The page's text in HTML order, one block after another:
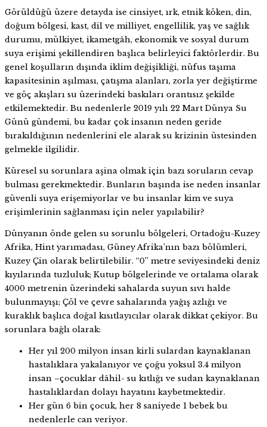
Görüldüğü üzere detayda ise cinsiyet, ırk, etnik köken, din,
doğum bölgesi, kast, dil ve milliyet, engellilik, yaş ve sağlık
durumu, mülkiyet, ikametgâh, ekonomik ve sosyal durum
suya erişimi şekillendiren başlıca belirleyici faktörlerdir. Bu
genel koşulların dışında iklim değişikliği, nüfus taşıma
kapasitesinin aşılması, çatışma alanları, zorla yer değiştirme
ve göç akışları su üzerindeki baskıları orantısız şekilde
etkilemektedir. Bu nedenlerle 2019 yılı 22 Mart Dünya Su
Günü gündemi, bu kadar çok insanın neden geride
bırakıldığının nedenlerini ele alarak su krizinin üstesinden
gelmekle ilgilidir.
Küresel su sorunlara aşina olmak için bazı soruların cevap
bulması gerekmektedir. Bunların başında ise neden insanlar
güvenli suya erişemiyorlar ve bu insanlar kim ve suya
erişimlerinin sağlanması için neler yapılabilir?
Dünyanın önde gelen su sorunlu bölgeleri, Ortadoğu-Kuzey
Afrika, Hint yarımadası, Güney Afrika’nın bazı bölümleri,
Kuzey Çin olarak belirtilebilir. “0” metre seviyesindeki deniz
kıyılarında tuzluluk; Kutup bölgelerinde ve ortalama olarak
4000 metrenin üzerindeki sahalarda suyun sıvı halde
bulunmayışı; Çöl ve çevre sahalarında yağış azlığı ve
kuraklık başlıca doğal kısıtlayıcılar olarak dikkat çekiyor. Bu
sorunlara bağlı olarak:
Her yıl 200 milyon insan kirli sulardan kaynaklanan
hastalıklara yakalanıyor ve çoğu yoksul 3.4 milyon
insan –çocuklar dâhil- su kıtlığı ve sudan kaynaklanan
hastalıklardan dolayı hayatını kaybetmektedir.
Her gün 6 bin çocuk, her 8 saniyede 1 bebek bu
nedenlerle can veriyor.